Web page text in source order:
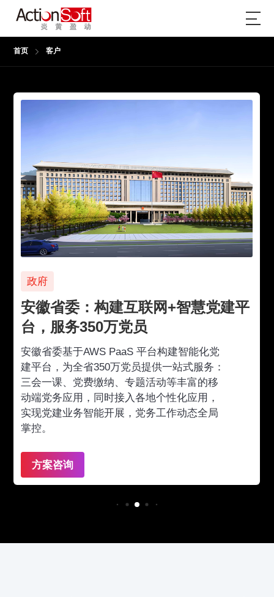
首页 客户
政府
安徽省委：构建互联网+智慧党建平
台，服务350万党员
安徽省委基于AWS PaaS 平台构建智能化党
建平台，为全省350万党员提供一站式服务：
三会一课、党费缴纳、专题活动等丰富的移
动端党务应用，同时接入各地个性化应用，
实现党建业务智能开展，党务工作动态全局
掌控。
方案咨询